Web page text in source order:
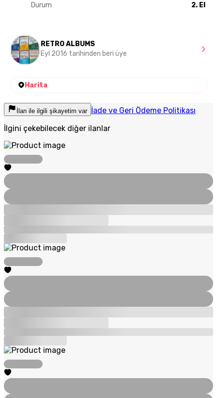
Durum 2. El
RETRO ALBUMS
Eyl 2016 tarihinden beri üye
Harita
İlan ile ilgili şikayetim var İade ve Geri Ödeme Politikası
İlgini çekebilecek diğer ilanlar